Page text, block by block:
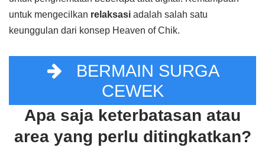
untuk mengecilkan relaksasi adalah salah satu
keunggulan dari konsep Heaven of Chik.
BERMAIN SURGA
CEWEK
Apa saja keterbatasan atau
area yang perlu ditingkatkan?